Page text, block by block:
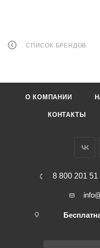
СПИСОК БРЕНДОВ
О КОМПАНИИ
КОНТАКТЫ
8 800 201 51